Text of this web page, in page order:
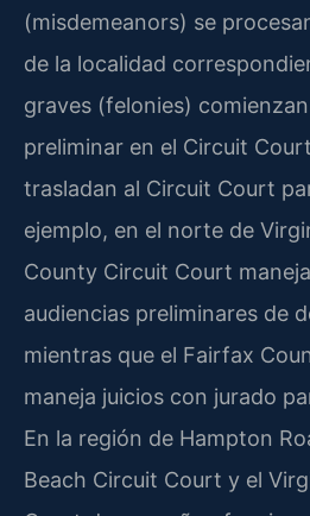
(misdemeanors) se
de la localidad
graves (felonies)
preliminar en el Circuit
trasladan al Circuit Court
ejemplo, en el norte de
County Circuit Court
audiencias preliminares de
mientras que el Fairfax
maneja juicios con jurado
En la región de Hampton
Beach Circuit Court y el